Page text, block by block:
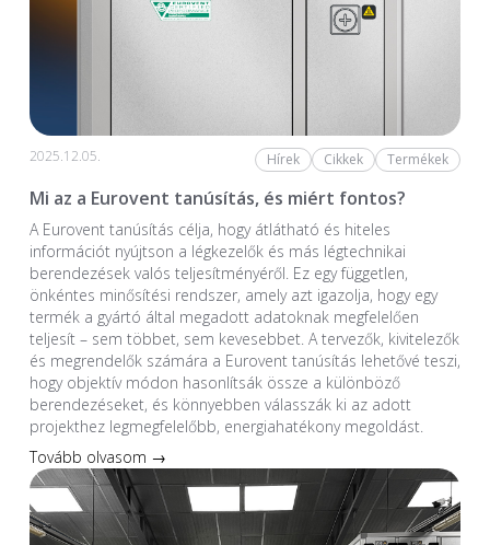
2025.12.05. Hírek Cikkek Termékek
Mi az a Eurovent tanúsítás, és miért fontos?
A Eurovent tanúsítás célja, hogy átlátható és hiteles
információt nyújtson a légkezelők és más légtechnikai
berendezések valós teljesítményéről. Ez egy független,
önkéntes minősítési rendszer, amely azt igazolja, hogy egy
termék a gyártó által megadott adatoknak megfelelően
teljesít – sem többet, sem kevesebbet. A tervezők, kivitelezők
és megrendelők számára a Eurovent tanúsítás lehetővé teszi,
hogy objektív módon hasonlítsák össze a különböző
berendezéseket, és könnyebben válasszák ki az adott
projekthez legmegfelelőbb, energiahatékony megoldást.
Tovább olvasom →